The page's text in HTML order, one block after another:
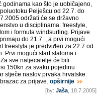
godinama kao što je uobičajeno,
Pelješcu od 22.7. do
održati će se državno
u disciplinama: freestyle,
i formula windsurfing. Prijave
do 21.7. , a prvi mogući
freestyla je predviđen za 22.7 od
Prvi mogući start slaloma i
sve natjecatelje će biti
150kn za svaku pojedinu
stječe naslov prvaka hrvatske.
za prijave. opširnije
[by: Jaša, 18.7.2005]